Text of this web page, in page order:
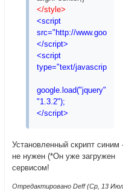
</style>
<script
src="http://
</script>
<script
type="text/javascript">
google.load("jquery",
"1.3.2");
</script>
Установленный скрипт синим
не нужен (*Он уже загружен
сервисом!
Отредактировано Deff (Ср, 13